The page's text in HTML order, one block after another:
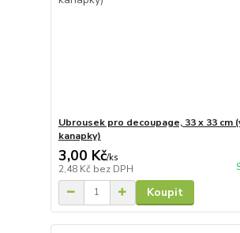
Ubrousek pro decoupage, 33 x 33 cm
kanapky)
3,00 Kč/ks
2,48 Kč bez DPH
Koupit